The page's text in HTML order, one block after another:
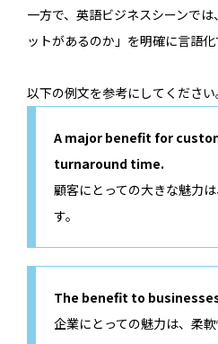
一方で、英語ビジネスシーンで
ットがあるのか」を明確に言語化
以下の例文を参考にしてください
A major benefit for
turnaround time.
顧客にとっての大きな魅力
す。
The benefit to
企業にとっての魅力は、柔軟